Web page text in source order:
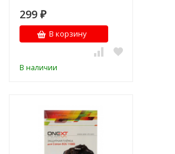
299 ₽
В корзину
В наличии